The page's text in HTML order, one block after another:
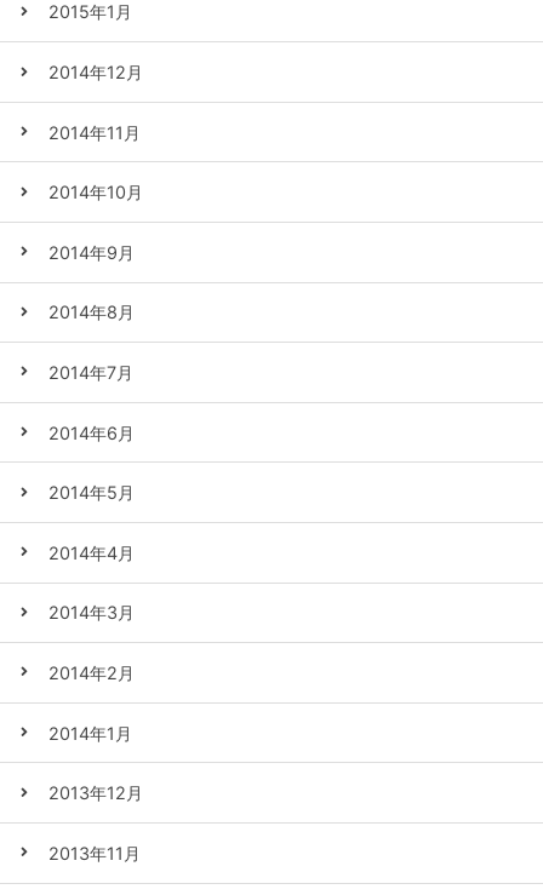
2015年1月
2014年12月
2014年11月
2014年10月
2014年9月
2014年8月
2014年7月
2014年6月
2014年5月
2014年4月
2014年3月
2014年2月
2014年1月
2013年12月
2013年11月